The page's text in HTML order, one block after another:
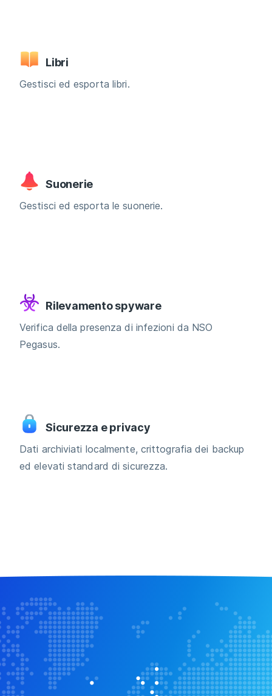
Libri
Gestisci ed esporta libri.
Suonerie
Gestisci ed esporta le suonerie.
Rilevamento spyware
Verifica della presenza di infezioni da NSO
Pegasus.
Sicurezza e privacy
Dati archiviati localmente, crittografia dei backup
ed elevati standard di sicurezza.